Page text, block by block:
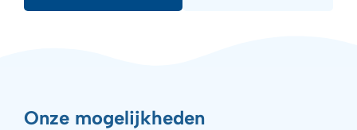
Onze mogelijkheden